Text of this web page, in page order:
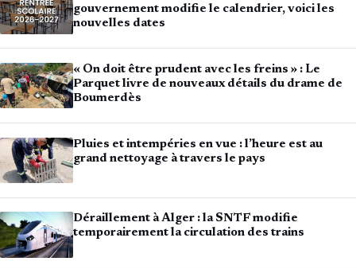
gouvernement modifie le calendrier, voici les
nouvelles dates
« On doit être prudent avec les freins » : Le
Parquet livre de nouveaux détails du drame de
Boumerdès
Pluies et intempéries en vue : l’heure est au
grand nettoyage à travers le pays
Déraillement à Alger : la SNTF modifie
temporairement la circulation des trains